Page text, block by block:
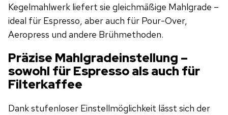
Kegelmahlwerk liefert sie gleichmäßige Mahlgrade –
ideal für Espresso, aber auch für Pour-Over,
Aeropress und andere Brühmethoden.
Präzise Mahlgradeinstellung –
sowohl für Espresso als auch für
Filterkaffee
Dank stufenloser Einstellmöglichkeit lässt sich der